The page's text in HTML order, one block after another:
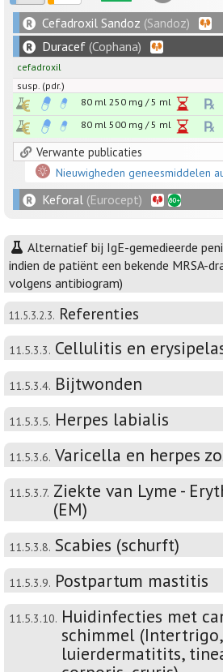
Cefadroxil Sandoz (Sandoz)
Duracef (Cophana)
cefadroxil
susp. (pdr.)
80 ml 250 mg / 5 ml
80 ml 500 mg / 5 ml
Verwante publicaties
Nieuwigheden geneesmiddelen
Keforal (Eurocept)
Alternatief bij IgE-gemedieerde
indien de patiënt een bekende MRSA-
volgens antibiogram)
11.5.3.2.3. Referenties
11.5.3.3. Cellulitis en
11.5.3.4. Bijtwonden
11.5.3.5. Herpes labialis
11.5.3.6. Varicella en herpes
11.5.3.7. Ziekte van Lyme -
(EM)
11.5.3.8. Scabies (schurft)
11.5.3.9. Postpartum mastitis
11.5.3.10. Huidinfecties met
schimmel (Intertrigo,
luierdermatitits,